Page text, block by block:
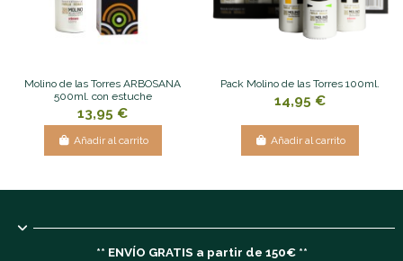
Molino de las Torres ARBOSANA
500ml. con estuche
13,95 €
Añadir al carrito
Pack Molino de las Torres 100ml.
14,95 €
Añadir al carrito
** ENVÍO GRATIS a partir de 150€ **